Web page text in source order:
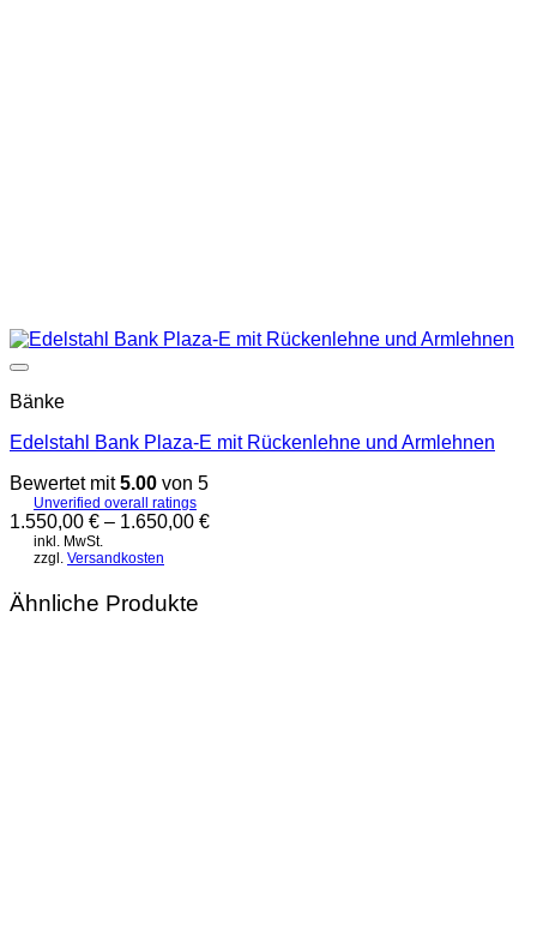
Bänke
Edelstahl Bank Plaza-E mit Rückenlehne und Armlehnen
Bewertet mit5.00 von 5
Unverified overall ratings
1.550,00 € – 1.650,00 €
inkl. MwSt.
zzgl. Versandkosten
Ähnliche Produkte